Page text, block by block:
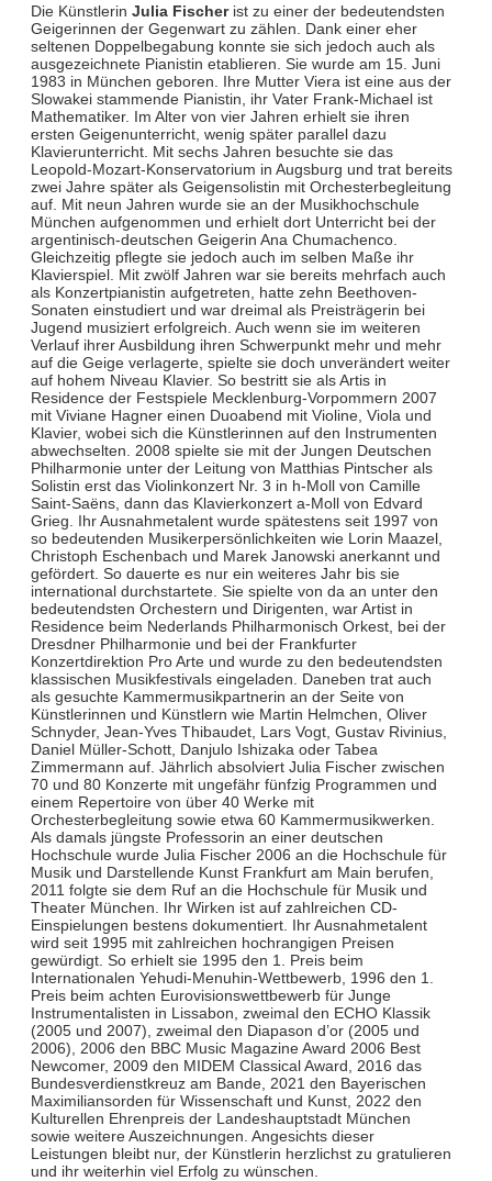
Die Künstlerin Julia Fischerist zu einer der bedeutendsten
Geigerinnen der Gegenwart zu zählen. Dank einer eher
seltenen Doppelbegabung konnte sie sich jedoch auch als
ausgezeichnete Pianistin etablieren. Sie wurde am 15. Juni
1983 in München geboren. Ihre Mutter Viera ist eine aus der
Slowakei stammende Pianistin, ihr Vater Frank-Michael ist
Mathematiker. Im Alter von vier Jahren erhielt sie ihren
ersten Geigenunterricht, wenig später parallel dazu
Klavierunterricht. Mit sechs Jahren besuchte sie das
Leopold-Mozart-Konservatorium in Augsburg und trat bereits
zwei Jahre später als Geigensolistin mit Orchesterbegleitung
auf. Mit neun Jahren wurde sie an der Musikhochschule
München aufgenommen und erhielt dort Unterricht bei der
argentinisch-deutschen Geigerin Ana Chumachenco.
Gleichzeitig pflegte sie jedoch auch im selben Maße ihr
Klavierspiel. Mit zwölf Jahren war sie bereits mehrfach auch
als Konzertpianistin aufgetreten, hatte zehn Beethoven-
Sonaten einstudiert und war dreimal als Preisträgerin bei
Jugend musiziert erfolgreich. Auch wenn sie im weiteren
Verlauf ihrer Ausbildung ihren Schwerpunkt mehr und mehr
auf die Geige verlagerte, spielte sie doch unverändert weiter
auf hohem Niveau Klavier. So bestritt sie als Artis in
Residence der Festspiele Mecklenburg-Vorpommern 2007
mit Viviane Hagner einen Duoabend mit Violine, Viola und
Klavier, wobei sich die Künstlerinnen auf den Instrumenten
abwechselten. 2008 spielte sie mit der Jungen Deutschen
Philharmonie unter der Leitung von Matthias Pintscher als
Solistin erst das Violinkonzert Nr. 3 in h-Moll von Camille
Saint-Saëns, dann das Klavierkonzert a-Moll von Edvard
Grieg. Ihr Ausnahmetalent wurde spätestens seit 1997 von
so bedeutenden Musikerpersönlichkeiten wie Lorin Maazel,
Christoph Eschenbach und Marek Janowski anerkannt und
gefördert. So dauerte es nur ein weiteres Jahr bis sie
international durchstartete. Sie spielte von da an unter den
bedeutendsten Orchestern und Dirigenten, war Artist in
Residence beim Nederlands Philharmonisch Orkest, bei der
Dresdner Philharmonie und bei der Frankfurter
Konzertdirektion Pro Arte und wurde zu den bedeutendsten
klassischen Musikfestivals eingeladen. Daneben trat auch
als gesuchte Kammermusikpartnerin an der Seite von
Künstlerinnen und Künstlern wie Martin Helmchen, Oliver
Schnyder, Jean-Yves Thibaudet, Lars Vogt, Gustav Rivinius,
Daniel Müller-Schott, Danjulo Ishizaka oder Tabea
Zimmermann auf. Jährlich absolviert Julia Fischer zwischen
70 und 80 Konzerte mit ungefähr fünfzig Programmen und
einem Repertoire von über 40 Werke mit
Orchesterbegleitung sowie etwa 60 Kammermusikwerken.
Als damals jüngste Professorin an einer deutschen
Hochschule wurde Julia Fischer 2006 an die Hochschule für
Musik und Darstellende Kunst Frankfurt am Main berufen,
2011 folgte sie dem Ruf an die Hochschule für Musik und
Theater München. Ihr Wirken ist auf zahlreichen CD-
Einspielungen bestens dokumentiert. Ihr Ausnahmetalent
wird seit 1995 mit zahlreichen hochrangigen Preisen
gewürdigt. So erhielt sie 1995 den 1. Preis beim
Internationalen Yehudi-Menuhin-Wettbewerb, 1996 den 1.
Preis beim achten Eurovisionswettbewerb für Junge
Instrumentalisten in Lissabon, zweimal den ECHO Klassik
(2005 und 2007), zweimal den Diapason d’or (2005 und
2006), 2006 den BBC Music Magazine Award 2006 Best
Newcomer, 2009 den MIDEM Classical Award, 2016 das
Bundesverdienstkreuz am Bande, 2021 den Bayerischen
Maximiliansorden für Wissenschaft und Kunst, 2022 den
Kulturellen Ehrenpreis der Landeshauptstadt München
sowie weitere Auszeichnungen. Angesichts dieser
Leistungen bleibt nur, der Künstlerin herzlichst zu gratulieren
und ihr weiterhin viel Erfolg zu wünschen.